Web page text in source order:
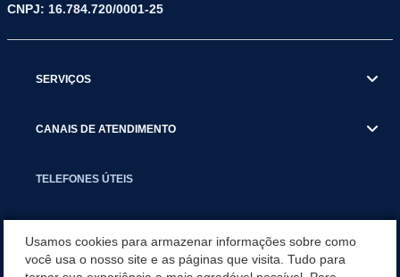
CNPJ: 16.784.720/0001-25
SERVIÇOS
CANAIS DE ATENDIMENTO
TELEFONES ÚTEIS
Usamos cookies para armazenar informações sobre como
você usa o nosso site e as páginas que visita. Tudo para